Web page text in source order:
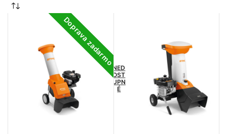
Doprava zadarmo
NED
OST
UPN
É